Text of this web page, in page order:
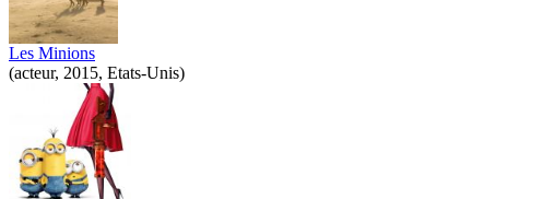
Les Minions
(acteur, 2015, Etats-Unis)